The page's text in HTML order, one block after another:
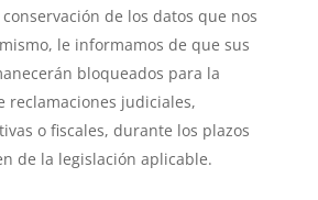
de los datos que nos
le informamos de que sus
bloqueados para la
reclamaciones judiciales,
o fiscales, durante los plazos
de la legislación aplicable.